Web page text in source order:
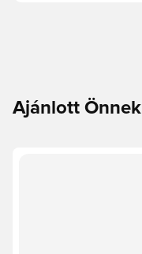
Ajánlott Önnek